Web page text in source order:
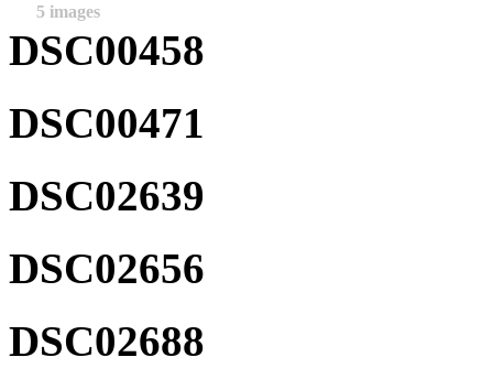
5 images
DSC00458
DSC00471
DSC02639
DSC02656
DSC02688